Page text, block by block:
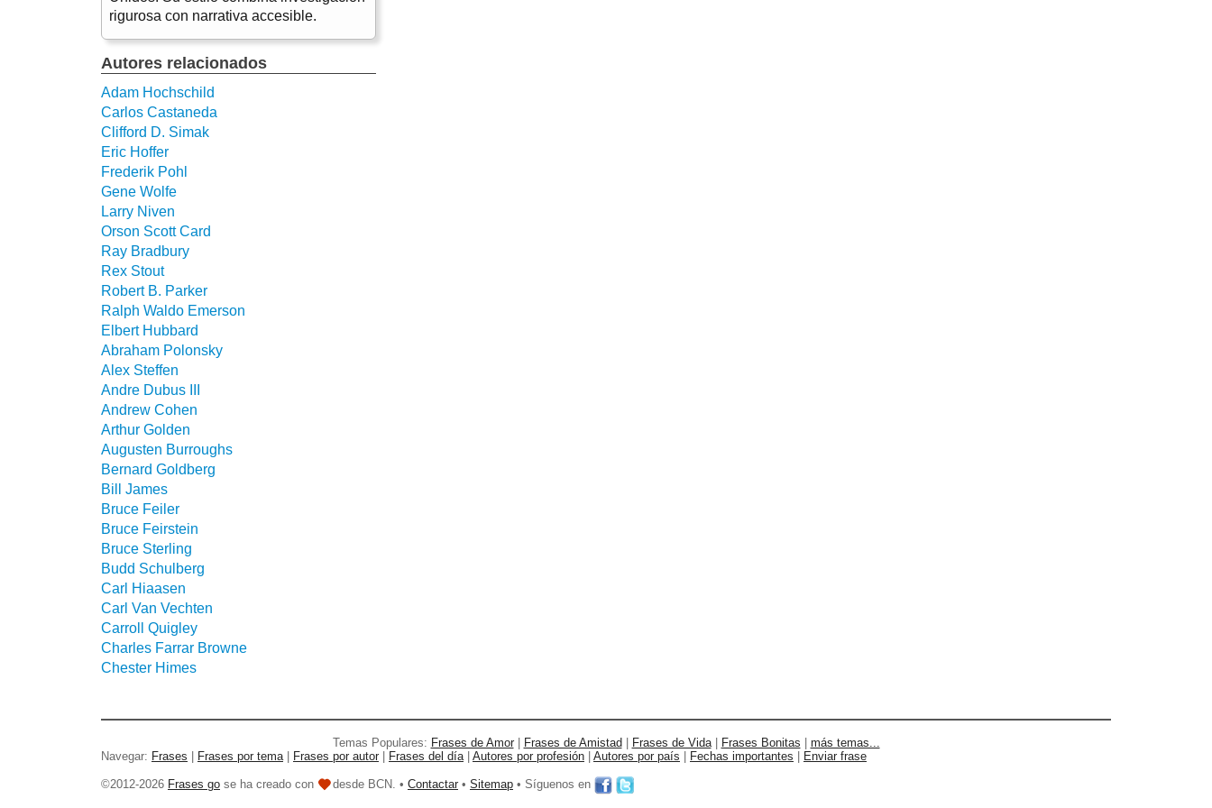
rigurosa con narrativa accesible.
Autores relacionados
Adam Hochschild
Carlos Castaneda
Clifford D. Simak
Eric Hoffer
Frederik Pohl
Gene Wolfe
Larry Niven
Orson Scott Card
Ray Bradbury
Rex Stout
Robert B. Parker
Ralph Waldo Emerson
Elbert Hubbard
Abraham Polonsky
Alex Steffen
Andre Dubus III
Andrew Cohen
Arthur Golden
Augusten Burroughs
Bernard Goldberg
Bill James
Bruce Feiler
Bruce Feirstein
Bruce Sterling
Budd Schulberg
Carl Hiaasen
Carl Van Vechten
Carroll Quigley
Charles Farrar Browne
Chester Himes
Temas Populares: Frases de Amor| Frases de Amistad Frases de Vida| Frases Bonitas
más temas...
Navegar: Frases Frases por tema| Frases por autor Frases del día| Autores por profesión Autores por país Fechas importantes Enviar frase
©2012-2026 Frases go se ha creado con desde BCN. • Contactar • Sitemap • Síguenos en